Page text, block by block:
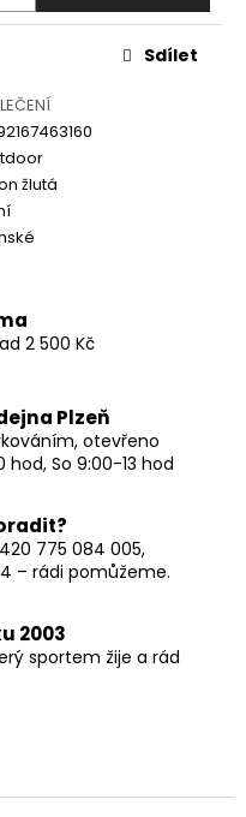
žlutá
Sdílet
2 500 Kč
Plzeň
otevřeno
hod, So 9:00-13 hod
775 084 005,
– rádi pomůžeme.
2003
sportem žije a rád